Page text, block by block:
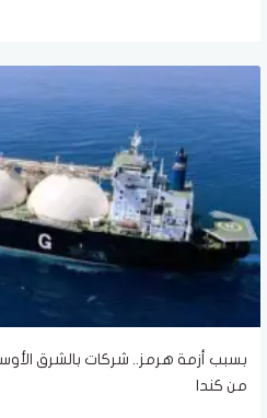
بسبب أزمة هرمز.. شركات بالشرق
من كندا